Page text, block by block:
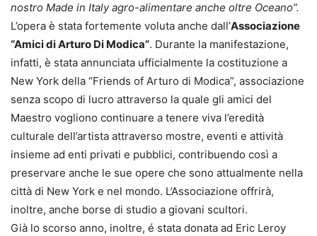
nostro Made in Italy agro-alimentare anche oltre Oceano”.
L’opera è stata fortemente voluta anche dall’Associazione
“Amici di Arturo Di Modica”. Durante la manifestazione,
infatti, è stata annunciata ufficialmente la costituzione a
New York della “Friends of Arturo di Modica”, associazione
senza scopo di lucro attraverso la quale gli amici del
Maestro vogliono continuare a tenere viva l’eredità
culturale dell’artista attraverso mostre, eventi e attività
insieme ad enti privati e pubblici, contribuendo così a
preservare anche le sue opere che sono attualmente nella
città di New York e nel mondo. L’Associazione offrirà,
inoltre, anche borse di studio a giovani scultori.
Già lo scorso anno, inoltre, é stata donata ad Eric Leroy